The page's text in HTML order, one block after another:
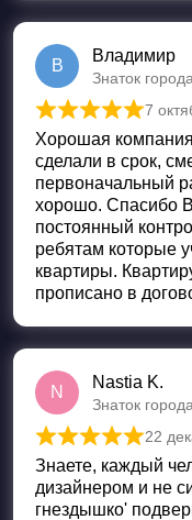
В
Владимир
Знаток
Оценка 5из
7
Хорошая
сделали в срок,
первоначальный
хорошо. Спасибо
постоянный
ребятам которые
квартиры.
прописано в
N
Nastia K.
Знаток
Оценка5 из
22
Знаете, каждый
дизайнером и не
гнездышко'